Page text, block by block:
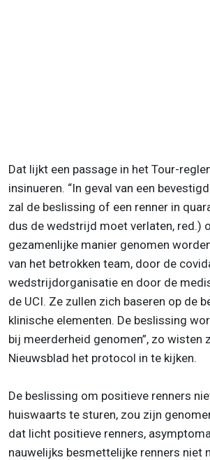
Dat lijkt een passage in het Tour-
insinueren. “In geval van een
zal de beslissing of een renner in
dus de wedstrijd moet verlaten, red.)
gezamenlijke manier genomen
van het betrokken team, door de
wedstrijdorganisatie en door de
de UCI. Ze zullen zich baseren op de
klinische elementen. De beslissing
bij meerderheid genomen”, zo wisten
Nieuwsblad het protocol in te kijken.
De beslissing om positieve renners
huiswaarts te sturen, zou zijn
dat licht positieve renners,
nauwelijks besmettelijke renners niet